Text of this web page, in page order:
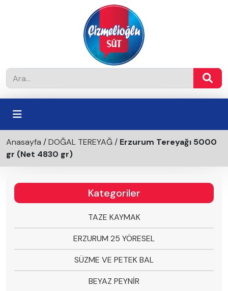
Anasayfa /DOĞAL TEREYAĞ / Erzurum Tereyağı 5000
gr (Net 4830 gr)
Kategoriler
TAZE KAYMAK
ERZURUM 25 YÖRESEL
SÜZME VE PETEK BAL
BEYAZ PEYNİR